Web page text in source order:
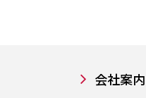
会社案内